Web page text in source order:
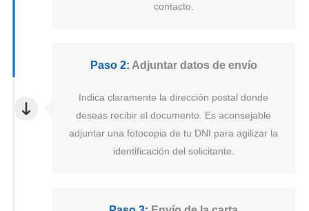
contacto.
Paso 2: Adjuntar datos de envío
Indica claramente la dirección postal donde
deseas recibir el documento. Es aconsejable
adjuntar una fotocopia de tu DNI para agilizar la
identificación del solicitante.